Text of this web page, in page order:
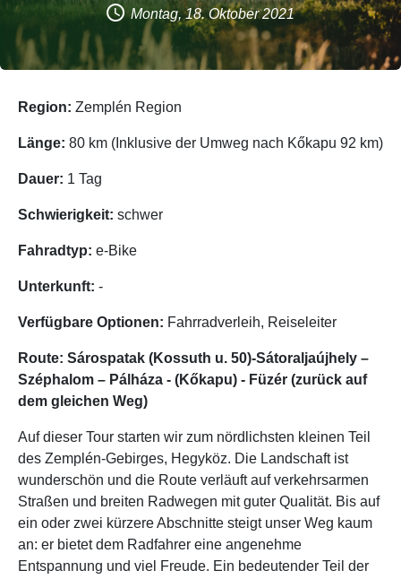
Montag, 18. Oktober 2021
Region: Zemplén Region
Länge: 80 km (Inklusive der Umweg nach Kőkapu 92 km)
Dauer: 1 Tag
Schwierigkeit: schwer
Fahradtyp: e-Bike
Unterkunft: -
Verfügbare Optionen: Fahrradverleih, Reiseleiter
Route: Sárospatak (Kossuth u. 50)-Sátoraljaújhely –
Széphalom – Pálháza - (Kőkapu) - Füzér (zurück auf
dem gleichen Weg)
Auf dieser Tour starten wir zum nördlichsten kleinen Teil
des Zemplén-Gebirges, Hegyköz. Die Landschaft ist
wunderschön und die Route verläuft auf verkehrsarmen
Straßen und breiten Radwegen mit guter Qualität. Bis auf
ein oder zwei kürzere Abschnitte steigt unser Weg kaum
an: er bietet dem Radfahrer eine angenehme
Entspannung und viel Freude. Ein bedeutender Teil der